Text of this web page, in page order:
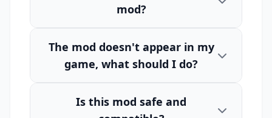
mod?
The mod doesn't appear in my
game, what should I do?
Is this mod safe and